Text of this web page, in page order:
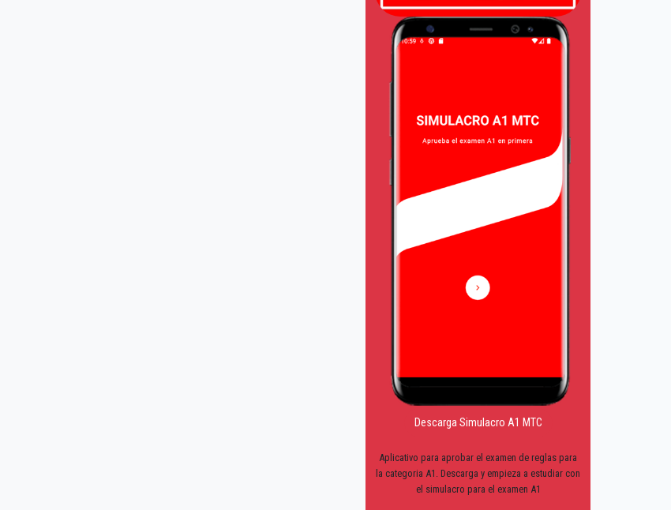
Descarga Simulacro A1 MTC
Aplicativo para aprobar el examen de reglas para
la categoria A1. Descarga y empieza a estudiar con
el simulacro para el examen A1